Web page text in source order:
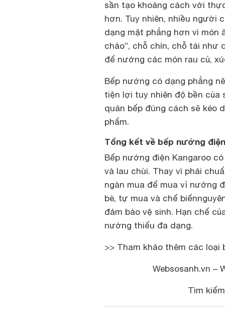
sần tạo khoảng cách với
hơn. Tuy nhiên, nhiều người
dạng mặt phẳng hơn vì món
chảo”, chỗ chín, chỗ tái như
để nướng các món rau củ,
Bếp nướng có dạng phẳng
tiện lợi tuy nhiên độ bền của
quản bếp đúng cách sẽ kéo
phẩm.
Tổng kết về bếp nướng
Bếp nướng điện Kangaroo
và lau chùi. Thay vì phải
ngàn mua để mua vỉ nướng
bè, tự mua và chế
đảm bảo vệ sinh. Hạn chế
nướng thiếu đa dạng.
>> Tham khảo thêm các loại
Websosanh.vn –
Tìm